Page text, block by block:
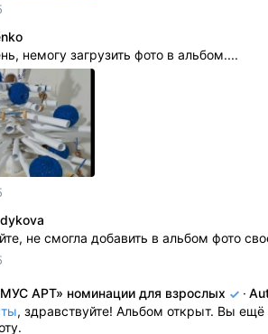
немогу загрузить фото в альбом....
не смогла добавить в альбом фото
АРТ» номинации для взрослых ·
, здравствуйте! Альбом открыт. Вы